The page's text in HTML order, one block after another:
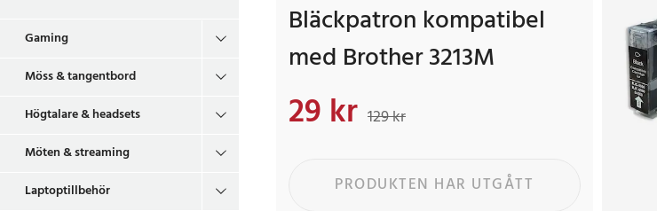
Gaming
Möss & tangentbord
Högtalare & headsets
Möten & streaming
Laptoptillbehör
Bläckpatron kompatibel
med Brother 3213M
Nuvarande pris
29 kr 129 kr
PRODUKTEN HAR UTGÅTT